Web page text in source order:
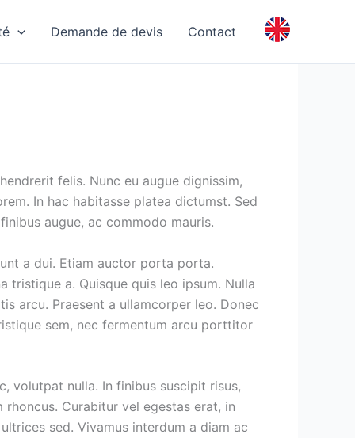
Demande de devis Contact
felis. Nunc eu augue dignissim,
In hac habitasse platea dictumst. Sed
augue, ac commodo mauris.
a dui. Etiam auctor porta porta.
a. Quisque quis leo ipsum. Nulla
arcu. Praesent a ullamcorper leo. Donec
sem, nec fermentum arcu porttitor
volutpat nulla. In finibus suscipit risus,
Curabitur vel egestas erat, in
sed. Vivamus interdum a diam ac